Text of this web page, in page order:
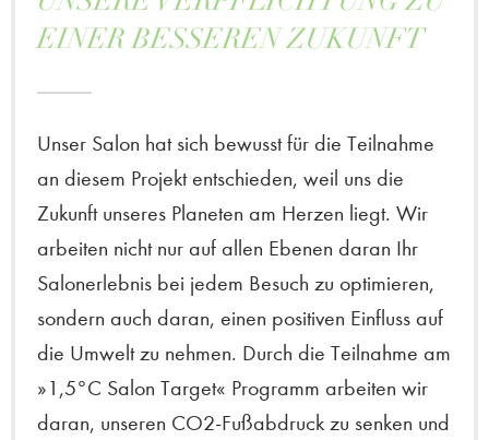
EINER BESSEREN ZUKUNFT
Unser Salon hat sich bewusst für die Teilnahme
an diesem Projekt entschieden, weil uns die
Zukunft unseres Planeten am Herzen liegt. Wir
arbeiten nicht nur auf allen Ebenen daran Ihr
Salonerlebnis bei jedem Besuch zu optimieren,
sondern auch daran, einen positiven Einfluss auf
die Umwelt zu nehmen. Durch die Teilnahme am
»1,5°C Salon Target« Programm arbeiten wir
daran, unseren CO2-Fußabdruck zu senken und